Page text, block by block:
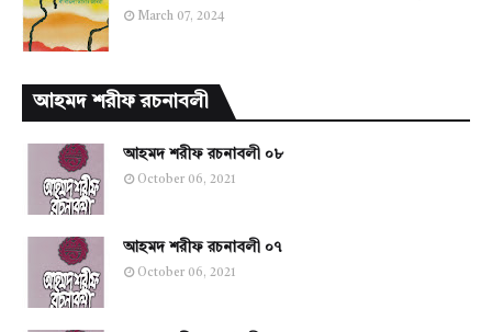
March 07, 2024
আহমদ শরীফ রচনাবলী
আহমদ শরীফ রচনাবলী ০৮
October 06, 2021
আহমদ শরীফ রচনাবলী ০৭
October 06, 2021